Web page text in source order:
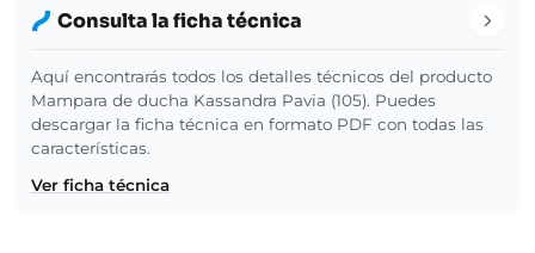
Consulta la ficha técnica
Aquí encontrarás todos los detalles técnicos del producto
Mampara de ducha Kassandra Pavia (105). Puedes
descargar la ficha técnica en formato PDF con todas las
características.
Ver ficha técnica